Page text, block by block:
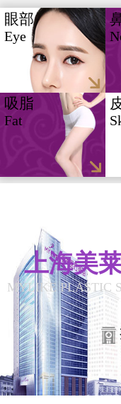
眼部
Eye
吸脂
Fat
上海美
MYLIKE PLASTIC